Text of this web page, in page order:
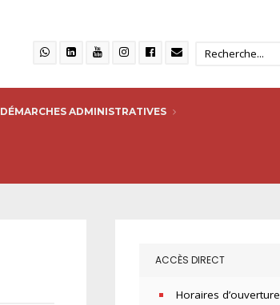
DÉMARCHES ADMINISTRATIVES
ACCÈS DIRECT
Horaires d’ouverture